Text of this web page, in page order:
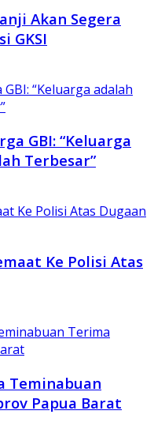
Akan Segera
GKSI
GBI: “Keluarga
Terbesar”
Ke Polisi Atas
Teminabuan
Papua Barat